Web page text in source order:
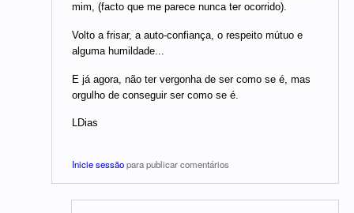
mim, (facto que me parece nunca ter ocorrido).
Volto a frisar, a auto-confiança, o respeito mútuo e
alguma humildade...
E já agora, não ter vergonha de ser como se é, mas
orgulho de conseguir ser como se é.
LDias
Inicie sessãopara publicar comentários